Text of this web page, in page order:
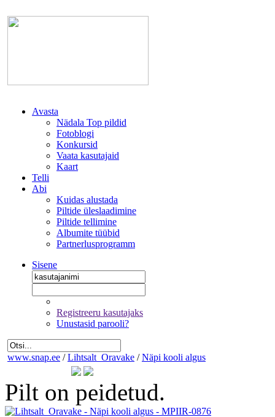
Avasta
Nädala Top pildid
Fotoblogi
Konkursid
Vaata kasutajaid
Kaart
Telli
Abi
Kuidas alustada
Piltide üleslaadimine
Piltide tellimine
Albumite tüübid
Partnerlusprogramm
Sisene
Registreeru kasutajaks
Unustasid parooli?
www.snap.ee / Lihtsalt_Oravake / Näpi kooli algus
Pilt on peidetud.